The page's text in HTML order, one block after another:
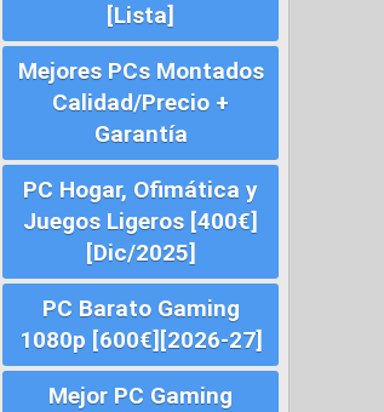
[Lista]
Mejores PCs Montados
Calidad/Precio +
Garantía
PC Hogar, Ofimática y
Juegos Ligeros [400€]
[Dic/2025]
PC Barato Gaming
1080p [600€][2026-27]
Mejor PC Gaming